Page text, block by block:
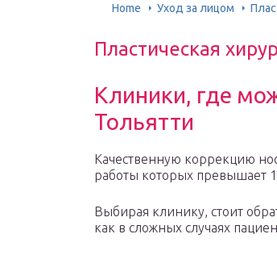
Home Уход за лицом
Пластическая
Клиники, где
Тольятти
Качественную коррекцию
работы которых превышает
Выбирая клинику, стоит
как в сложных случаях